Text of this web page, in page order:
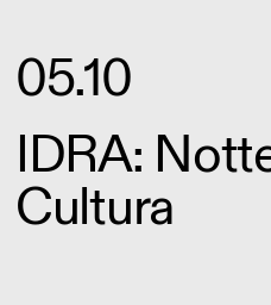
05.10
IDRA:
Cultura